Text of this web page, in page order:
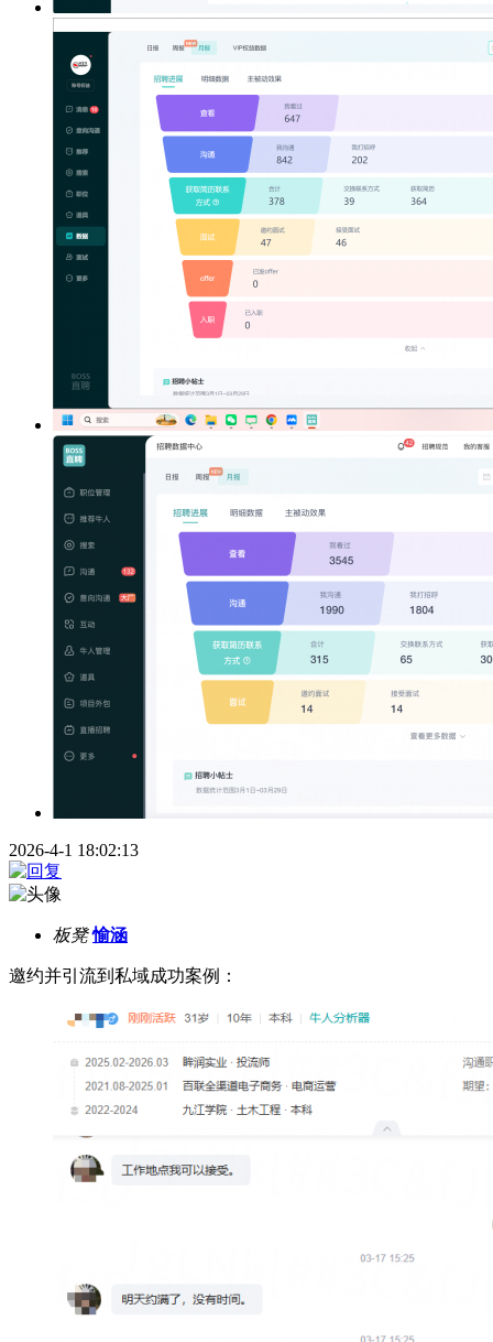
2026-4-1 18:02:13
板凳 愉涵
邀约并引流到私域成功案例：